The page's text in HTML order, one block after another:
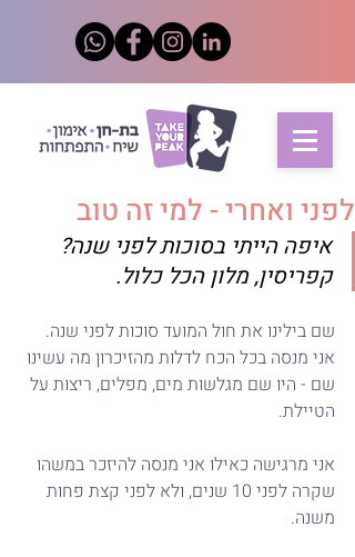
לפני ואחרי - למי זה טוב
איפה הייתי בסוכות לפני שנה?
קפריסין, מלון הכל כלול.
שם בילינו את חול המועד סוכות לפני שנה.
אני מנסה בכל הכח לדלות מהזיכרון מה עשינו
שם - היו שם מגלשות מים, מפלים, ריצות על
הטיילת.
אני מרגישה כאילו אני מנסה להיזכר במשהו
שקרה לפני 10 שנים, ולא לפני קצת פחות
משנה.